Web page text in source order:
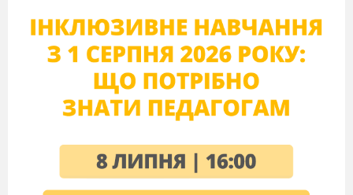
3. Пафос В) почуттiв
Г) розуму
9. Метод характеризується… (1,5 бали)
загального